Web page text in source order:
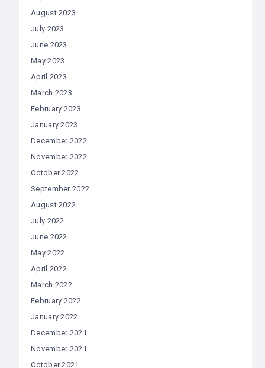
August 2023
July 2023
June 2023
May 2023
April 2023
March 2023
February 2023
January 2023
December 2022
November 2022
October 2022
September 2022
August 2022
July 2022
June 2022
May 2022
April 2022
March 2022
February 2022
January 2022
December 2021
November 2021
October 2021